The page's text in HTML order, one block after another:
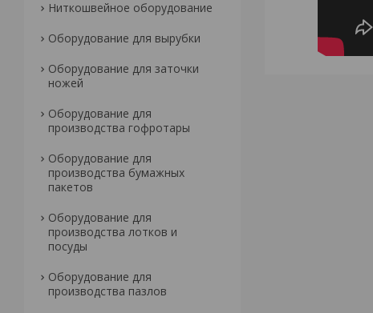
Ниткошвейное оборудование
Оборудование для вырубки
Оборудование для заточки
ножей
Оборудование для
производства гофротары
Оборудование для
производства бумажных
пакетов
Оборудование для
производства лотков и
посуды
Оборудование для
производства пазлов